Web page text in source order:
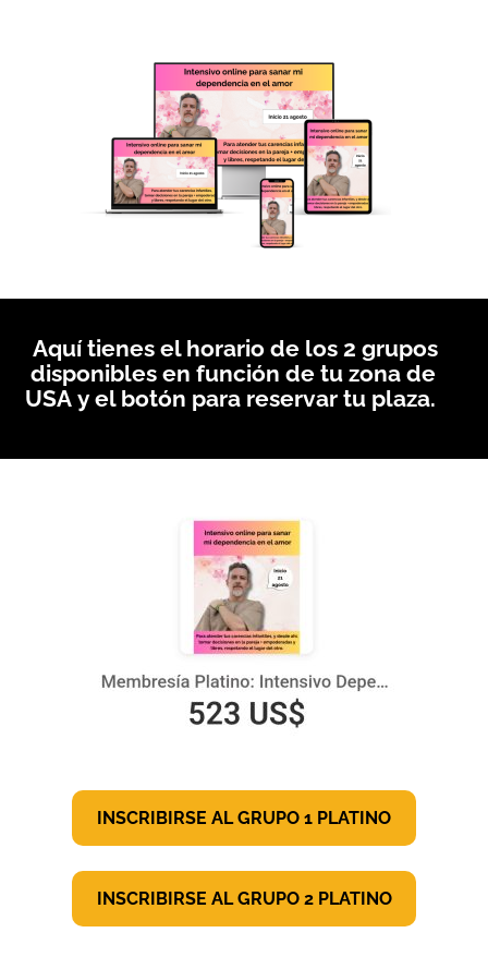
Aquí tienes el horario de los 2 grupos
disponibles en función de tu zona de
USA y el botón para reservar tu plaza.
INSCRIBIRSE AL GRUPO 1 PLATINO
INSCRIBIRSE AL GRUPO 2 PLATINO